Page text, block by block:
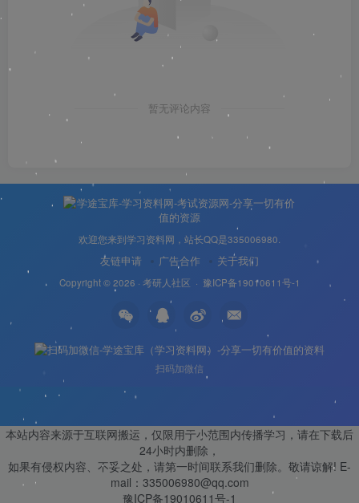
暂无评论内容
欢迎您来到学习资料网，站长QQ是335006980.
友链申请 广告合作 关于我们
Copyright © 2026 · 考研人社区 · 豫ICP备19010611号-1
扫码加微信
本站内容来源于互联网搬运，仅限用于小范围内传播学习，请在下载后
24小时内删除，
如果有侵权内容、不妥之处，请第一时间联系我们删除。敬请谅解! E-
mail：335006980@qq.com
豫ICP备19010611号-1